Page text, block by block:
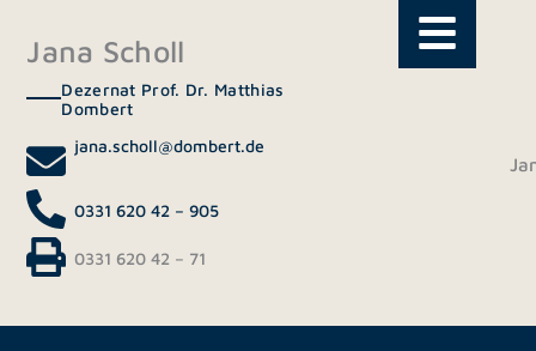
InhaltJana Scholl
Dezernat Prof. Dr. Matthias
Dombert
jana.scholl@dombert.de
0331 620 42 – 905
0331 620 42 – 71